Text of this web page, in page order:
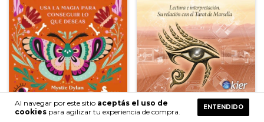
Al navegar por este sitio aceptás el uso de
cookies para agilizar tu experiencia de compra.
ENTENDIDO
LIBRO DE MANIFESTACION
EL TAROT EGIPCIO